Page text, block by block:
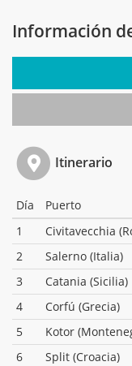
Información
Itinerario
Día Puerto
1
Civitavecchia
2
Salerno (Italia)
3
Catania (Sicilia)
4
Corfú (Grecia)
5
Kotor
6
Split (Croacia)